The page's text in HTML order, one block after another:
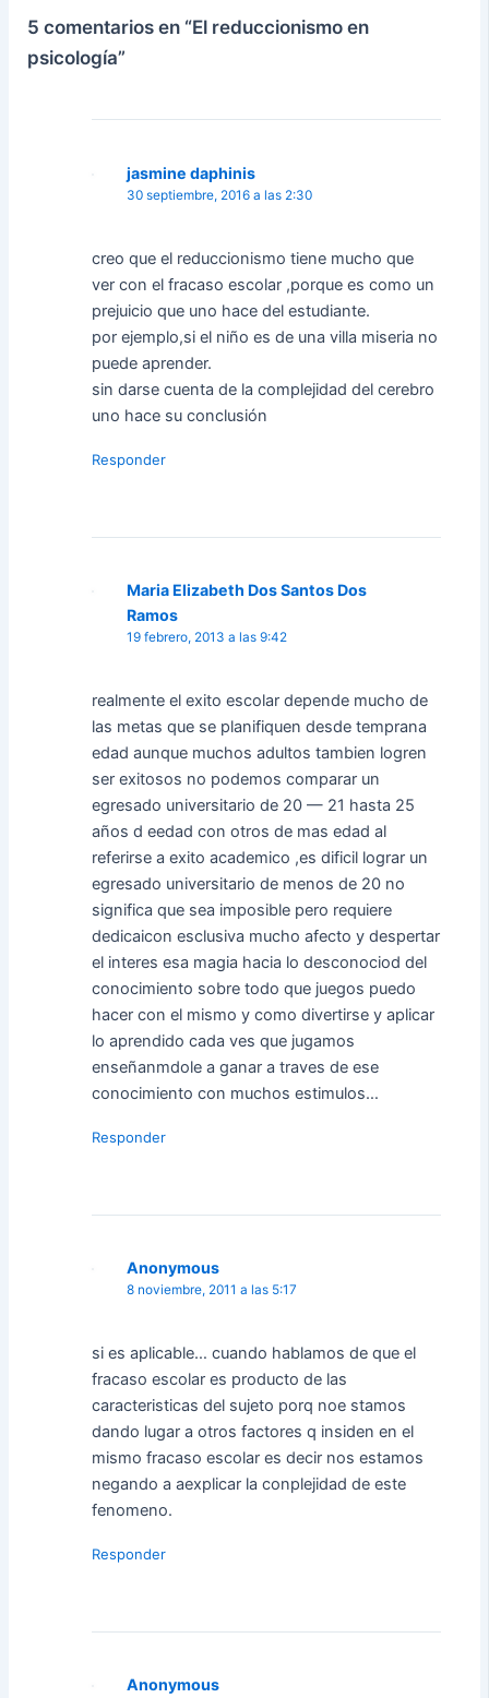
5 comentarios en “El reduccionismo en
psicología”
jasmine daphinis
30 septiembre, 2016 a las 2:30
creo que el reduccionismo tiene mucho que
ver con el fracaso escolar ,porque es como un
prejuicio que uno hace del estudiante.
por ejemplo,si el niño es de una villa miseria no
puede aprender.
sin darse cuenta de la complejidad del cerebro
uno hace su conclusión
Responder
Maria Elizabeth Dos Santos Dos
Ramos
19 febrero, 2013 a las 9:42
realmente el exito escolar depende mucho de
las metas que se planifiquen desde temprana
edad aunque muchos adultos tambien logren
ser exitosos no podemos comparar un
egresado universitario de 20 — 21 hasta 25
años d eedad con otros de mas edad al
referirse a exito academico ,es dificil lograr un
egresado universitario de menos de 20 no
significa que sea imposible pero requiere
dedicaicon esclusiva mucho afecto y despertar
el interes esa magia hacia lo desconociod del
conocimiento sobre todo que juegos puedo
hacer con el mismo y como divertirse y aplicar
lo aprendido cada ves que jugamos
enseñanmdole a ganar a traves de ese
conocimiento con muchos estimulos…
Responder
Anonymous
8 noviembre, 2011 a las 5:17
si es aplicable… cuando hablamos de que el
fracaso escolar es producto de las
caracteristicas del sujeto porq noe stamos
dando lugar a otros factores q insiden en el
mismo fracaso escolar es decir nos estamos
negando a aexplicar la conplejidad de este
fenomeno.
Responder
Anonymous